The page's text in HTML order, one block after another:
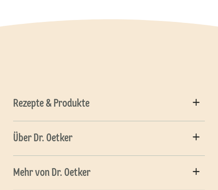
Rezepte & Produkte
Über Dr. Oetker
Mehr von Dr. Oetker